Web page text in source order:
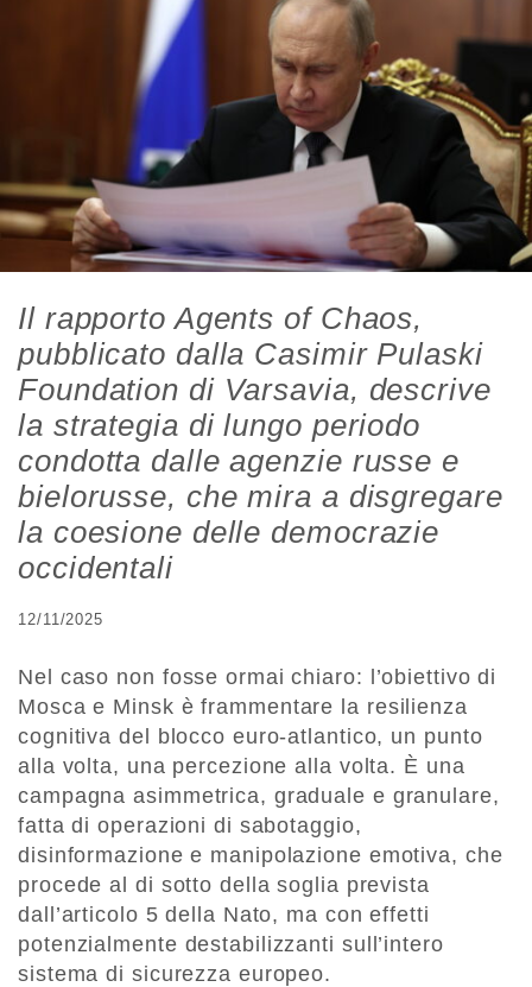
Il rapporto Agents of Chaos,
pubblicato dalla Casimir Pulaski
Foundation di Varsavia, descrive
la strategia di lungo periodo
condotta dalle agenzie russe e
bielorusse, che mira a disgregare
la coesione delle democrazie
occidentali
12/11/2025
Nel caso non fosse ormai chiaro: l’obiettivo di
Mosca e Minsk è frammentare la resilienza
cognitiva del blocco euro-atlantico, un punto
alla volta, una percezione alla volta. È una
campagna asimmetrica, graduale e granulare,
fatta di operazioni di sabotaggio,
disinformazione e manipolazione emotiva, che
procede al di sotto della soglia prevista
dall’articolo 5 della Nato, ma con effetti
potenzialmente destabilizzanti sull’intero
sistema di sicurezza europeo.